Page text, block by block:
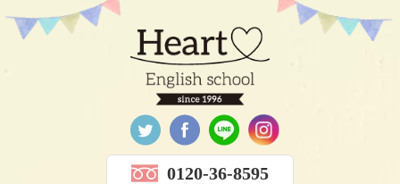
0120-36-8595